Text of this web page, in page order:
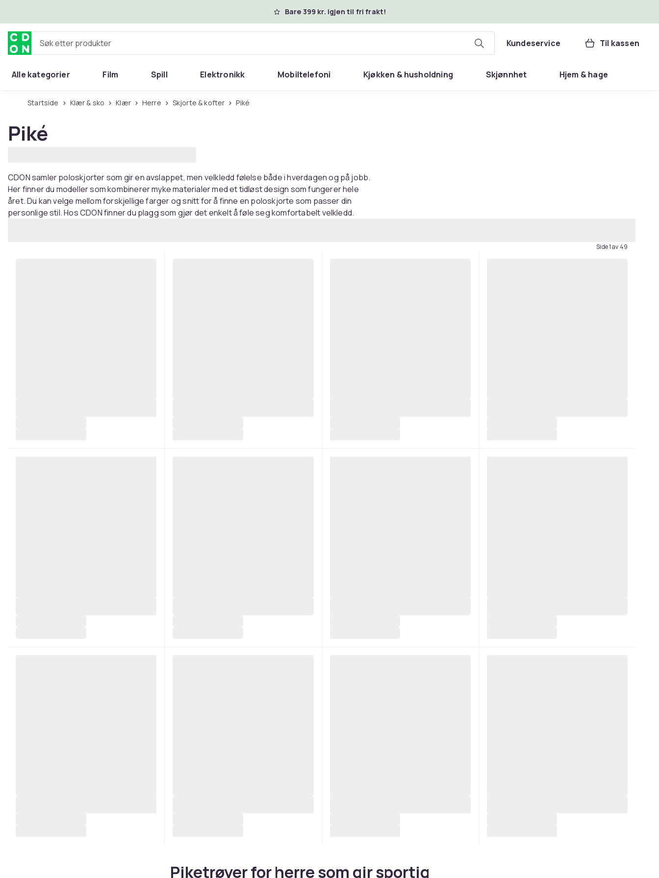
Bare 399 kr. igjen til fri frakt!
Søk etter produkter Kundeservice Til kassen
Alle kategorier Film Spill Elektronikk Mobiltelefoni Kjøkken & husholdning Skjønnhet Hjem & hage
Startside Klær & sko Klær Herre Skjorte & kofter Piké
Piké
CDON samler poloskjorter som gir en avslappet, men velkledd følelse både i hverdagen og på jobb.
Her finner du modeller som kombinerer myke materialer med et tidløst design som fungerer hele
året. Du kan velge mellom forskjellige farger og snitt for å finne en poloskjorte som passer din
personlige stil. Hos CDON finner du plagg som gjør det enkelt å føle seg komfortabelt velkledd.
Side 1 av 49
Piketrøyer for herre som gir sportig